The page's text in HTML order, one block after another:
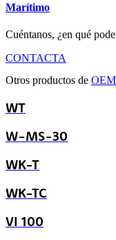
Marítimo
Cuéntanos, ¿en qué
CONTACTA
Otros productos de
WT
W-MS-30
WK-T
WK-TC
VI 100